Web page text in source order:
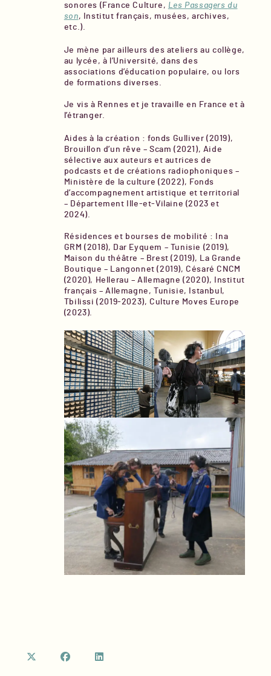
sonores (France Culture, Les Passagers du
son, Institut français, musées, archives,
etc.).
Je mène par ailleurs des ateliers au collège,
au lycée, à l’Université, dans des
associations d’éducation populaire, ou lors
de formations diverses.
Je vis à Rennes et je travaille en France et à
l’étranger.
Aides à la création : fonds Gulliver (2019),
Brouillon d’un rêve – Scam (2021), Aide
sélective aux auteurs et autrices de
podcasts et de créations radiophoniques –
Ministère de la culture (2022), Fonds
d’accompagnement artistique et territorial
– Département Ille-et-Vilaine (2023 et
2024).
Résidences et bourses de mobilité : Ina
GRM (2018), Dar Eyquem – Tunisie (2019),
Maison du théâtre – Brest (2019), La Grande
Boutique – Langonnet (2019), Césaré CNCM
(2020), Hellerau – Allemagne (2020), Institut
français – Allemagne, Tunisie, Istanbul,
Tbilissi (2019-2023), Culture Moves Europe
(2023).